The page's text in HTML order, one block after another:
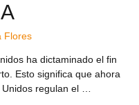
Flores
ha dictaminado el fin
Esto significa que ahora
regulan el …